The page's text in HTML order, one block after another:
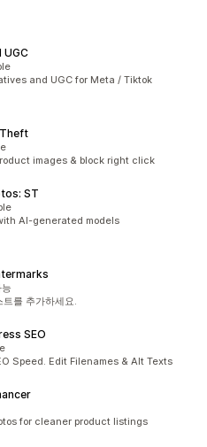
UGC
and UGC for Meta / Tiktok
images & block right click
ST
AI-generated models
를 추가하세요.
SEO
Speed. Edit Filenames & Alt Texts
for cleaner product listings